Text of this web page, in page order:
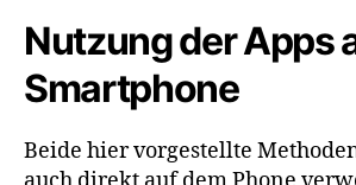
Nutzung der Apps
Smartphone
Beide hier vorgestellte